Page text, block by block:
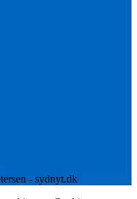
- sydnyt.dk